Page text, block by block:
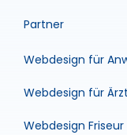
Partner
Webdesign für
Webdesign für
Webdesign Friseur